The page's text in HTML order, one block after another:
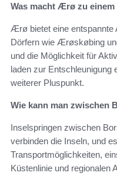
Was macht Ærø zu
Ærø bietet eine entspannte
Dörfern wie Ærøskøbing
und die Möglichkeit für
laden zur Entschleunigung
weiterer Pluspunkt.
Wie kann man zwischen
Inselspringen zwischen
verbinden die Inseln, und
Transportmöglichkeiten,
Küstenlinie und regionalen